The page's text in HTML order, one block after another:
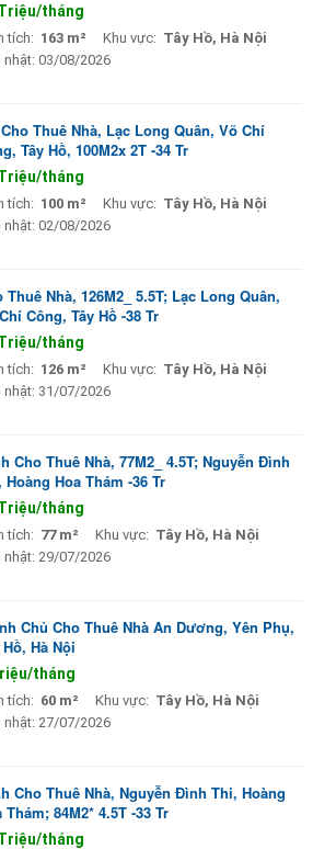
tháng
tích: 163 m² Khu vực: Tây Hồ, Hà Nội
nhật: 03/08/2026
Thuê Nhà, Lạc Long Quân, Võ Chí
Tây Hồ, 100M2x 2T -34 Tr
tháng
tích: 100 m² Khu vực: Tây Hồ, Hà Nội
nhật: 02/08/2026
Thuê Nhà, 126M2_ 5.5T; Lạc Long Quân,
Công, Tây Hồ -38 Tr
tháng
tích: 126 m² Khu vực: Tây Hồ, Hà Nội
nhật: 31/07/2026
Cho Thuê Nhà, 77M2_ 4.5T; Nguyễn Đình
Hoàng Hoa Thám -36 Tr
tháng
tích: 77 m² Khu vực: Tây Hồ, Hà Nội
nhật: 29/07/2026
Chủ Cho Thuê Nhà An Dương, Yên Phụ,
Hồ, Hà Nội
tháng
tích: 60 m² Khu vực: Tây Hồ, Hà Nội
nhật: 27/07/2026
Cho Thuê Nhà, Nguyễn Đình Thi, Hoàng
Thám; 84M2* 4.5T -33 Tr
tháng